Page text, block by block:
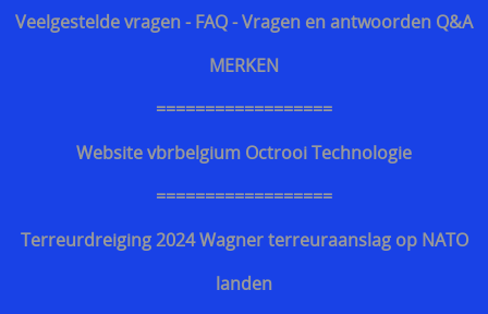
Terreurdreiging Nieuwjaar 2018-2019
Snijwerende kledij doorsnijden door hulpdiensten
Beschermende kledij voor hulpdiensten
kogelvrije vesten te koop belgie
Kogelvrij - kogelwerend vest tegen TT 33 Tokarev
Snijwerende en kogelwerende T-shirt carriers
Steekpartij forum update
Veelgestelde vragen - FAQ - Vragen en antwoorden Q&A
MERKEN
==================
Website vbrbelgium Octrooi Technologie
==================
Terreurdreiging 2024 Wagner terreuraanslag op NATO
landen